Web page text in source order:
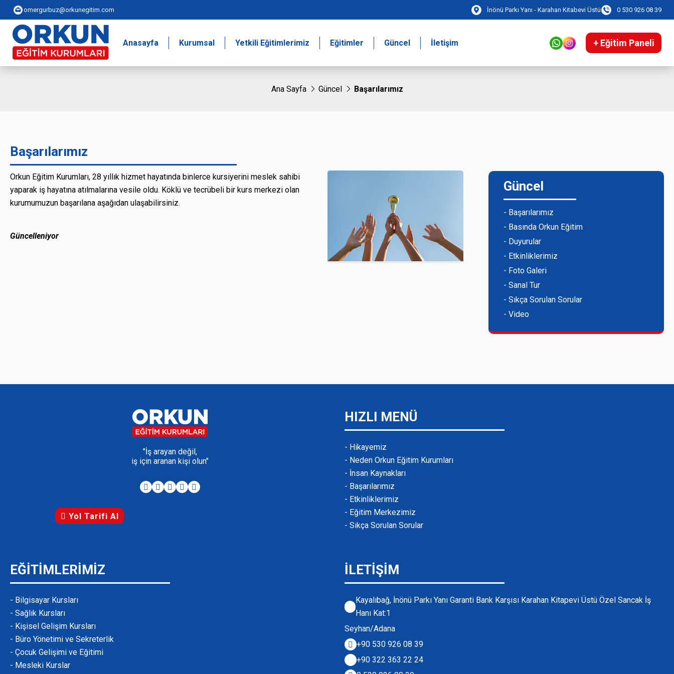
omergurbuz@orkunegitim.com İnönü Parkı Yanı - Karahan Kitabevi Üstü 0 530 926 08 39
Anasayfa Kurumsal Yetkili Eğitimlerimiz Eğitimler Güncel İletişim + Eğitim Paneli
Ana Sayfa Güncel Başarılarımız
Başarılarımız
Orkun Eğitim Kurumları, 28 yıllık hizmet hayatında binlerce kursiyerini meslek sahibi
yaparak iş hayatına atılmalarına vesile oldu. Köklü ve tecrübeli bir kurs merkezi olan
kurumumuzun başarılana aşağıdan ulaşabilirsiniz.
Güncelleniyor
Güncel
- Başarılarımız
- Basında Orkun Eğitim
- Duyurular
- Etkinliklerimiz
- Foto Galeri
- Sanal Tur
- Sıkça Sorulan Sorular
- Video
"İş arayan değil,
iş için aranan kişi olun"
Yol Tarifi Al
HIZLI MENÜ
- Hikayemiz
- Neden Orkun Eğitim Kurumları
- İnsan Kaynakları
- Başarılarımız
- Etkinliklerimiz
- Eğitim Merkezimiz
- Sıkça Sorulan Sorular
EĞİTİMLERİMİZ
- Bilgisayar Kursları
- Sağlık Kursları
- Kişisel Gelişim Kursları
- Büro Yönetimi ve Sekreterlik
- Çocuk Gelişimi ve Eğitimi
- Mesleki Kurslar
İLETİŞİM
Kayalıbağ, İnönü Parkı Yanı Garanti Bank Karşısı Karahan Kitapevi Üstü Özel Sancak İş
Hanı Kat:1
Seyhan/Adana
+90 530 926 08 39
+90 322 363 22 24